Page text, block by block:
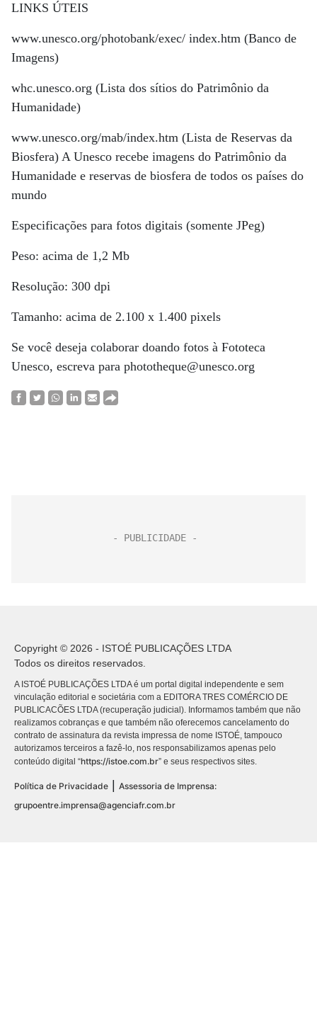
LINKS ÚTEIS
www.unesco.org/photobank/exec/ index.htm (Banco de
Imagens)
whc.unesco.org (Lista dos sítios do Patrimônio da
Humanidade)
www.unesco.org/mab/index.htm (Lista de Reservas da
Biosfera) A Unesco recebe imagens do Patrimônio da
Humanidade e reservas de biosfera de todos os países do
mundo
Especificações para fotos digitais (somente JPeg)
Peso: acima de 1,2 Mb
Resolução: 300 dpi
Tamanho: acima de 2.100 x 1.400 pixels
Se você deseja colaborar doando fotos à Fototeca
Unesco, escreva para phototheque@unesco.org
Copyright © 2026 - ISTOÉ PUBLICAÇÕES LTDA
Todos os direitos reservados.
A ISTOÉ PUBLICAÇÕES LTDA é um portal digital independente e sem
vinculação editorial e societária com a EDITORA TRES COMÉRCIO DE
PUBLICACÕES LTDA (recuperação judicial). Informamos também que não
realizamos cobranças e que também não oferecemos cancelamento do
contrato de assinatura da revista impressa de nome ISTOÉ, tampouco
autorizamos terceiros a fazê-lo, nos responsabilizamos apenas pelo
conteúdo digital “https://istoe.com.br” e seus respectivos sites.
Política de Privacidade
Assessoria de Imprensa:
grupoentre.imprensa@agenciafr.com.br